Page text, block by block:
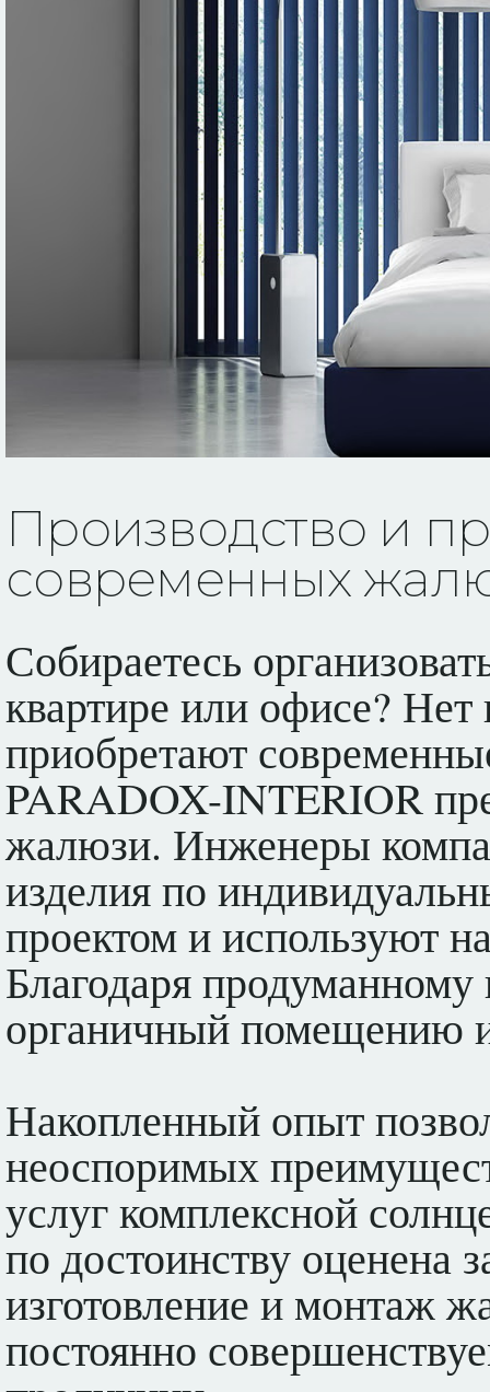
Производство и
современных
Собираетесь
квартире или офисе?
приобретают
PARADOX-INTERIOR
жалюзи. Инженеры
изделия по
проектом и используют
Благодаря
органичный помещению
Накопленный опыт
неоспоримых
услуг комплексной
по достоинству оценена
изготовление и монтаж
постоянно